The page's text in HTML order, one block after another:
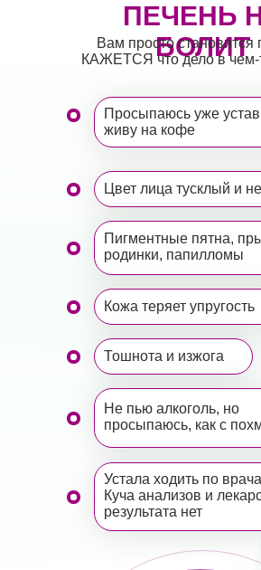
ПЕЧЕНЬ
БОЛИТ
Вам просто становится
КАЖЕТСЯ что дело в чем-
Просыпаюсь уже
живу на кофе
Цвет лица тусклый и
Пигментные пятна,
родинки, папилломы
Кожа теряет упругость
Тошнота и изжога
Не пью алкоголь, но
просыпаюсь, как с
Устала ходить по
Куча анализов и
результата нет